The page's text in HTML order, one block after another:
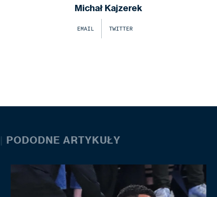
Michał Kajzerek
EMAIL TWITTER
| PODODNE ARTYKUŁY